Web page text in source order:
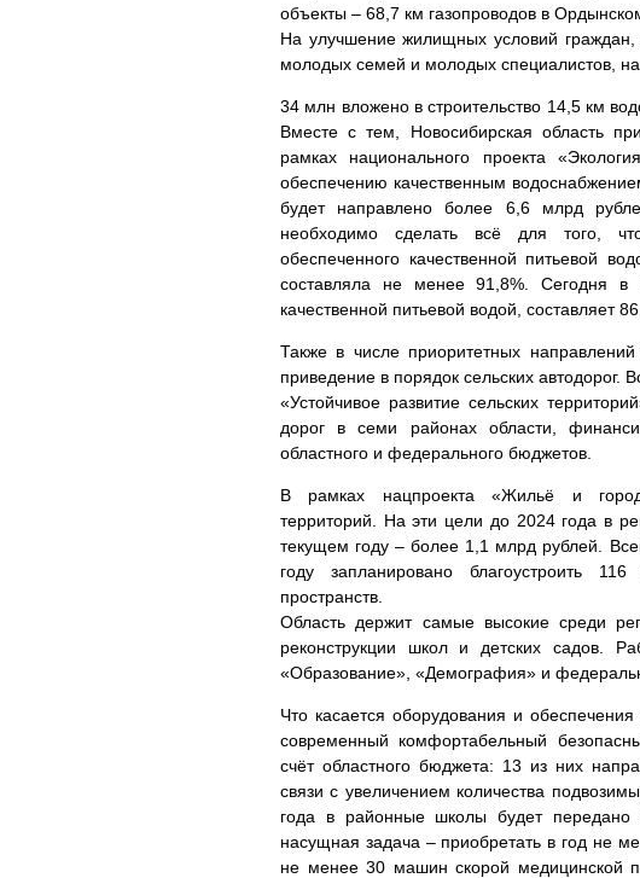
объекты – 68,7 км газопроводов в
На улучшение жилищных условий
молодых семей и молодых специалистов,
34 млн вложено в строительство 14,5 км
Вместе с тем, Новосибирская область
рамках национального проекта
обеспечению качественным
будет направлено более 6,6 млрд
необходимо сделать всё для того,
обеспеченного качественной питьевой
составляла не менее 91,8%. Сегодня в
качественной питьевой водой, составляет
Также в числе приоритетных
приведение в порядок сельских автодорог.
«Устойчивое развитие сельских
дорог в семи районах области,
областного и федерального бюджетов.
В рамках нацпроекта «Жильё и
территорий. На эти цели до 2024 года в
текущем году – более 1,1 млрд рублей.
году запланировано благоустроить
пространств.
Область держит самые высокие среди
реконструкции школ и детских садов.
«Образование», «Демография» и
Что касается оборудования и
современный комфортабельный
счёт областного бюджета: 13 из них
связи с увеличением количества
года в районные школы будет передано
насущная задача – приобретать в год не
не менее 30 машин скорой медицинской